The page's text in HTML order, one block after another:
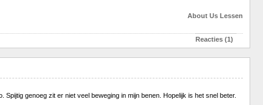
About Us Lessen
Reacties (1)
genoeg zit er niet veel beweging in mijn benen. Hopelijk is het snel beter.